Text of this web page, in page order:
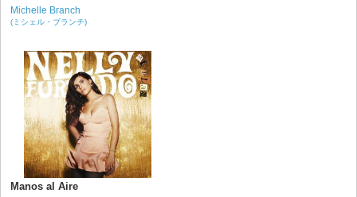
Michelle Branch
(ミシェル・ブランチ)
Manos al Aire